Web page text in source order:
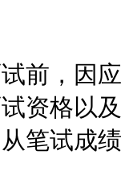
，因应
资格以
笔试成